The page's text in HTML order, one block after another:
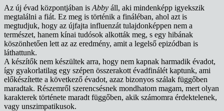
Az új évad központjában is Abby áll, aki mindenképp igyekszik
megtalálni a fiát. Ez meg is történik a fináléban, ahol azt is
megtudjuk, hogy az újfajta influenzát tulajdonképpen nem a
természet, hanem kínai tudósok alkották meg, s egy hibának
köszönhetően lett az az eredmény, amit a legelső epizódban is
láthattunk.
A készítők nem készültek arra, hogy nem kapnak harmadik évadot,
így gyakorlatilag egy szépen összerakott évadfinálét kaptunk, ami
előkészítette a következő évadot, azaz bizonyos szálak függőben
maradtak. Részemről szerencsésnek mondhatom magam, mert olyan
karakterek története maradt függőben, akik számomra érdektelenek,
vagy unszimpatikusok.